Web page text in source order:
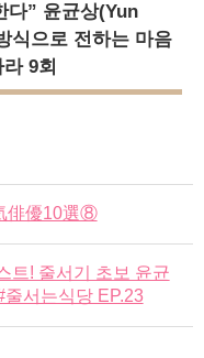
다” 윤균상(Yun
식으로 전하는 마음
9회
俳優10選⑧
트! 줄서기 초보 윤균
서는식당 EP.23